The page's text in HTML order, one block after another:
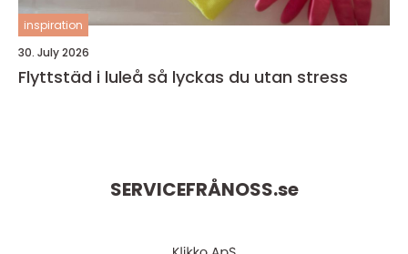
inspiration
30. July 2026
Flyttstäd i luleå så lyckas du utan stress
SERVICEFRÅNOSS.se